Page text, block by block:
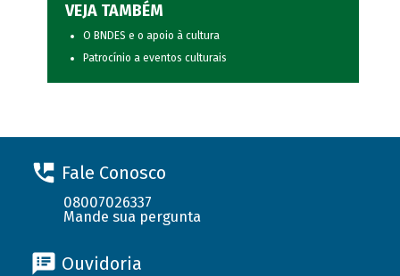
VEJA TAMBÉM
O BNDES e o apoio à cultura
Patrocínio a eventos culturais
Fale Conosco
08007026337
Mande sua pergunta
Ouvidoria